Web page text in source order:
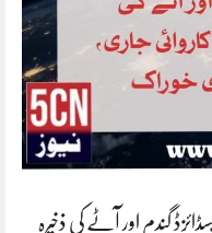
گندم اور آٹے کی ذخیرہ